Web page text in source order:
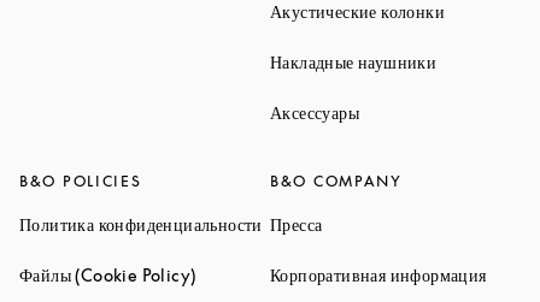
Акустические колонки
Накладные наушники
АксессуарыLink Opens in New
B&O POLICIES
Политика конфиденциальности Link Opens in New Tab
Файлы (Cookie Policy)Link Opens in New Tab
B&O COMPANY
ПрессаLink Opens in New Tab
Корпоративная информацияLink